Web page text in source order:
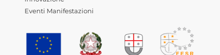
Eventi Manifestazioni